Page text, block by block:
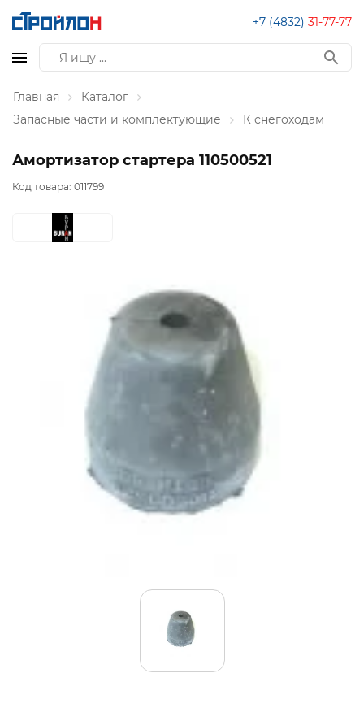
+7 (4832) 31-77-77
Главная
Каталог
Запасные части и комплектующие
К снегоходам
Амортизатор стартера 110500521
Код товара: 011799